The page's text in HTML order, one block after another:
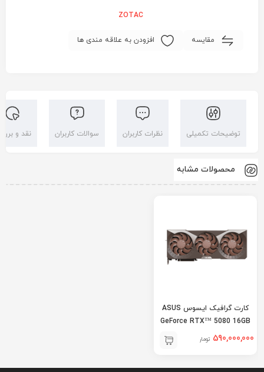
ZOTAC
مقایسه افزودن به علاقه مندی ها
توضیحات تکمیلی نظرات کاربران سوالات کاربران نقد و
محصولات مشابه
کارت گرافیک ایسوس ASUS
GeForce RTX™ 5080 16GB
GDDR7 Noctua OC590,000,000 تومان